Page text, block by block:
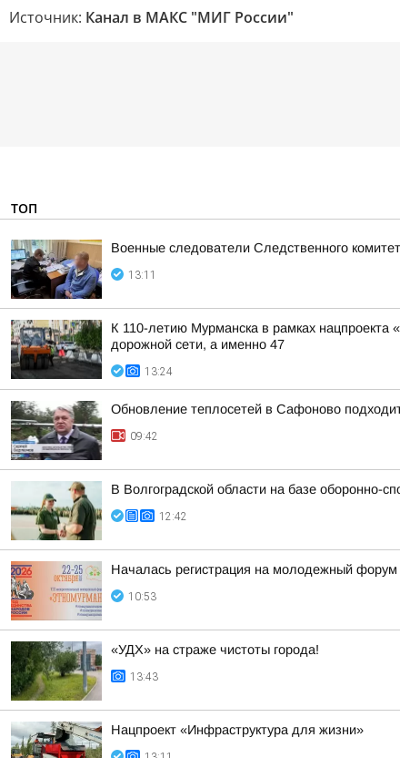
Источник: Канал в МАКС "МИГ России"
ТОП
Военные следователи Следственного
13:11
К 110-летию Мурманска в рамках
дорожной сети, а именно 47
13:24
Обновление теплосетей в Сафоново
09:42
В Волгоградской области на базе оборонно-
12:42
Началась регистрация на молодежный
10:53
«УДХ» на страже чистоты города!
13:43
Нацпроект «Инфраструктура для жизни»